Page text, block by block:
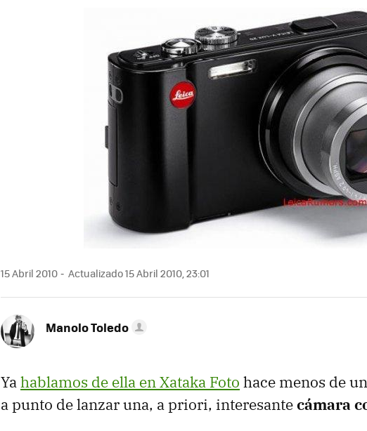
15 Abril 2010 Actualizado 15 Abril 2010, 23:01
Manolo Toledo
Yahablamos de ella en Xataka Foto hace menos de
a punto de lanzar una, a priori, interesantecámara